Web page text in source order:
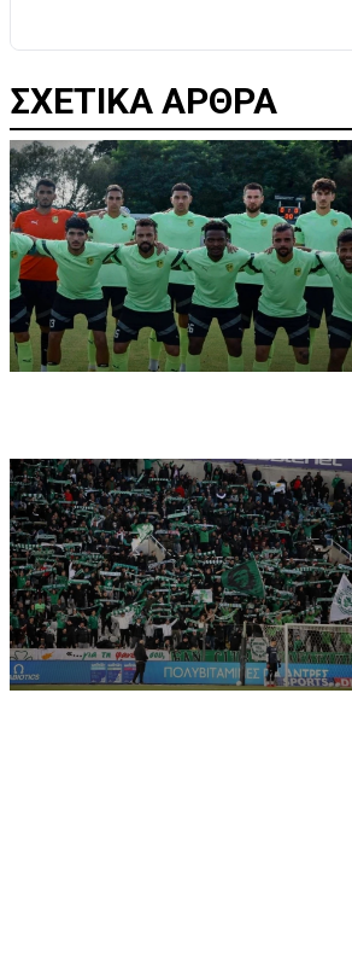
ΣΧΕΤΙΚΑ ΑΡΘΡΑ